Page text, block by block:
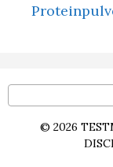
© 2026